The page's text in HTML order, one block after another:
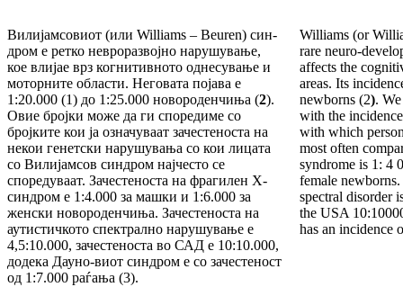
Вилијамсовиот (или Williams – Beuren) син­
дром е ретко невроразвојно нарушување,
кое влијае врз когнитивното однесување и
мотор­ни­те области. Неговата појава е
1:20.000 (1) до 1:25.000 новороденчиња (2).
Овие бројки може да ги споредиме со
бројките кои ја означуваат за­чес­теноста на
некои генетски нарушувања со кои лицата
со Вилијамсов синдром најчесто се
споредуваат. Зачестеноста на фрагилен X-
син­дром е 1:4.000 за машки и 1:6.000 за
жен­ски но­вороденчиња. За­честеноста на
аутис­тич­кото спектрално на­ру­шување е
4,5:10.000, за­чес­теноста во САД е 10:10.000,
додека Дауно-ви­от синдром е со за­чес­теност
од 1:7.000 раѓа­ња (3).
Williams (or
rare neuro-
affects the
areas. Its
newborns (2).
with the
with which
most often
syndrome is 1: 4
female
spectral disorder
the USA
has an inci­dence